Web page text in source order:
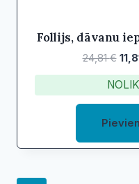
Follijs, dāvanu
24,81€
was: